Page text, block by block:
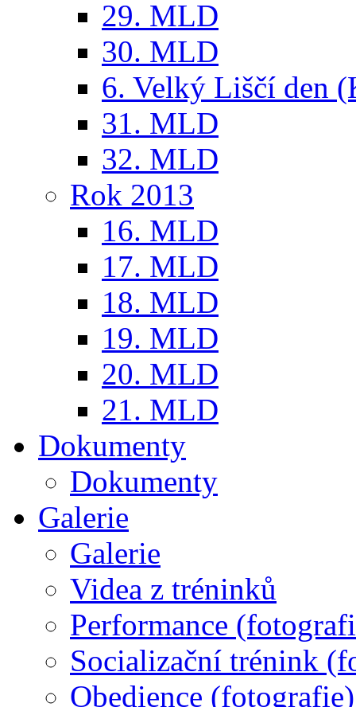
29. MLD
30. MLD
6. Velký Liščí den
31. MLD
32. MLD
Rok 2013
16. MLD
17. MLD
18. MLD
19. MLD
20. MLD
21. MLD
Dokumenty
Dokumenty
Galerie
Galerie
Videa z tréninků
Performance
Socializační trénink
Obedience (fotografie)